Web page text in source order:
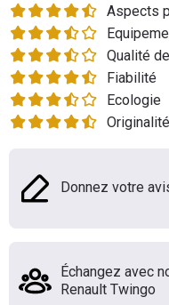
Forum
Moto
Marques
Aspects
Qualité
Fiabilité
Ecologie
Donnez votre
Échangez avec
Renault Twingo